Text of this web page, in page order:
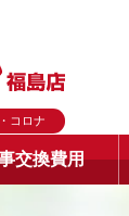
コロナ
交換費用